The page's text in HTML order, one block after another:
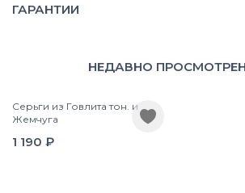
ГАРАНТИИ
НЕДАВНО
Серьги из Говлита тон. и
Жемчуга
1 190 ₽